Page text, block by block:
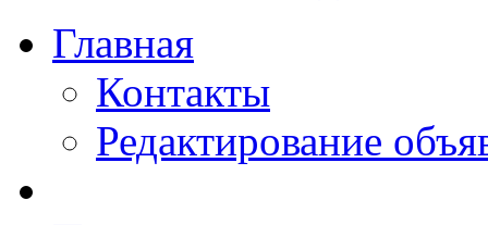
Главная
Контакты
Редактирование